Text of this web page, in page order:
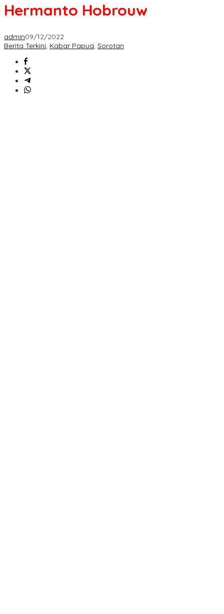
Hermanto Hobrouw
admin09/12/2022
Berita Terkini, Kabar Papua, Sorotan